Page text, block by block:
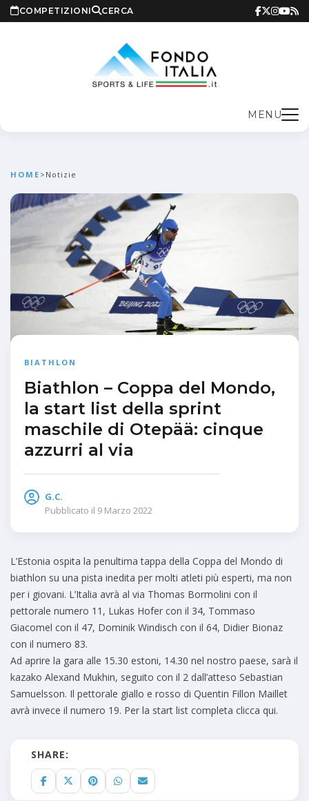
COMPETIZIONI CERCA
MENU
HOME > Notizie
BIATHLON
Biathlon – Coppa del Mondo,
la start list della sprint
maschile di Otepää: cinque
azzurri al via
G.C.
Pubblicato il 9 Marzo 2022
L’Estonia ospita la penultima tappa della Coppa del Mondo di
biathlon su una pista inedita per molti atleti più esperti, ma non
per i giovani. L’Italia avrà al via Thomas Bormolini con il
pettorale numero 11, Lukas Hofer con il 34, Tommaso
Giacomel con il 47, Dominik Windisch con il 64, Didier Bionaz
con il numero 83.
Ad aprire la gara alle 15.30 estoni, 14.30 nel nostro paese, sarà il
kazako Alexand Mukhin, seguito con il 2 dall’atteso Sebastian
Samuelsson. Il pettorale giallo e rosso di Quentin Fillon Maillet
avrà invece il numero 19. Per la start list completa clicca qui.
SHARE: